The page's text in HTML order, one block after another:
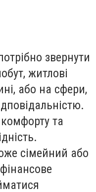
звернути
житлові
або на сфери,
та
сімейний або